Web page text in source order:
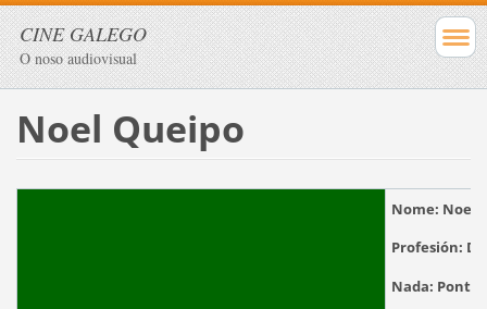
CINE GALEGO
O noso audiovisual
Noel Queipo
Nome: Noel
Profesión:
Nada: